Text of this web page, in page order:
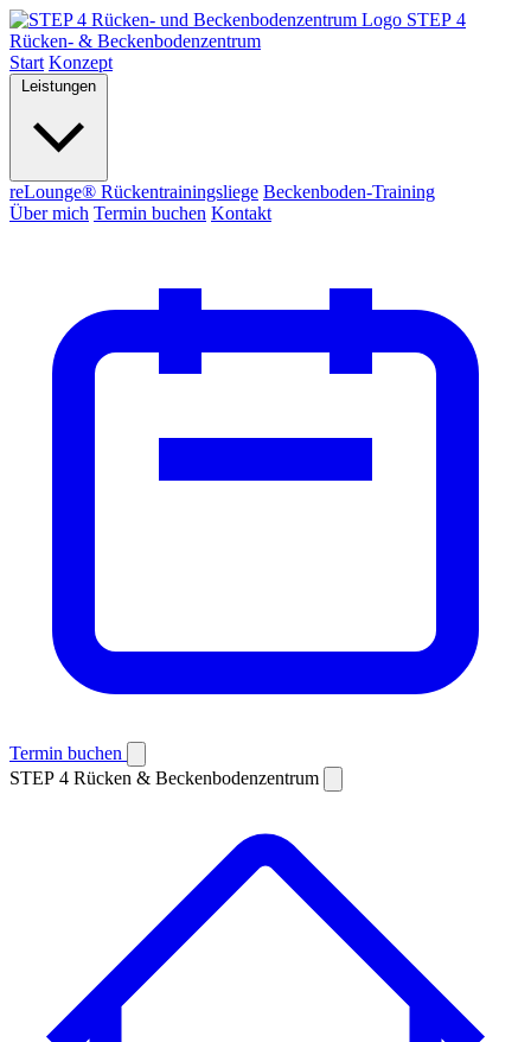
STEP 4
Rücken- & Beckenbodenzentrum
Start Konzept
Leistungen
reLounge® Rückentrainingsliege Beckenboden-Training
Über mich Termin buchen Kontakt
Termin buchen
STEP 4 Rücken & Beckenbodenzentrum